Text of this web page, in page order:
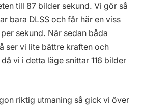
till 87 bilder sekund. Vi gör så
bara DLSS och får här en viss
sekund. När sedan båda
ser vi lite bättre kraften och
vi i detta läge snittar 116 bilder
riktig utmaning så gick vi över